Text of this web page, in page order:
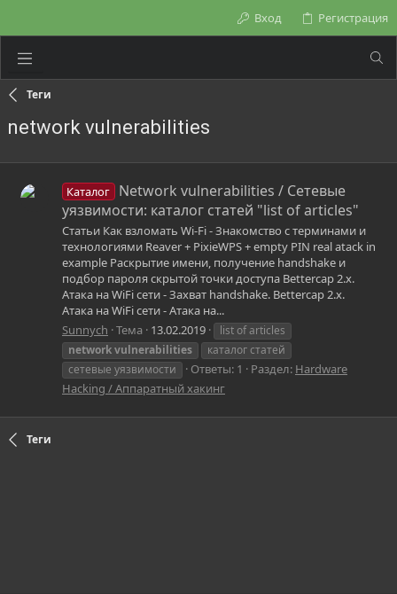
Вход Регистрация
Теги
network vulnerabilities
Каталог
Network vulnerabilities / Сетевые
уязвимости: каталог статей "list of articles"
Статьи Как взломать Wi-Fi - Знакомство с терминами и
технологиями Reaver + PixieWPS + empty PIN real atack in
example Раскрытие имени, получение handshake и
подбор пароля скрытой точки доступа Bettercap 2.x.
Атака на WiFi сети - Захват handshake. Bettercap 2.x.
Атака на WiFi сети - Атака на...
Sunnych Тема 13.02.2019
list of articles
networkvulnerabilities
каталог статей
сетевые уязвимости
Ответы: 1 Раздел: Hardware
Hacking / Аппаратный хакинг
Теги